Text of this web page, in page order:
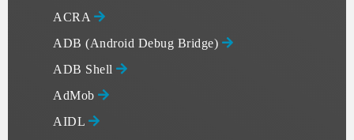
ACRA
ADB (Android Debug Bridge)
ADB Shell
AdMob
AIDL